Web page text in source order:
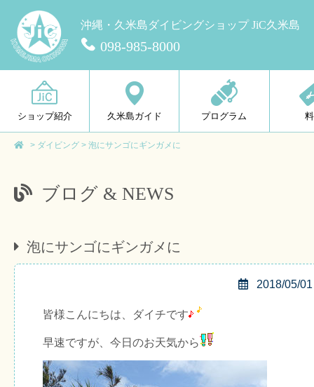
沖縄・久米島ダイビングショップ JiC久米島
098-985-8000
ショップ紹介 久米島ガイド プログラム
> ダイビング > 泡にサンゴにギンガメに
ブログ & NEWS
泡にサンゴにギンガメに
2018/05/01
皆様こんにちは、ダイチです
早速ですが、今日のお天気から